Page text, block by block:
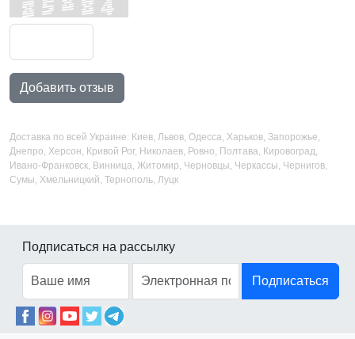
Добавить отзыв
Доставка по всей Украине: Киев, Львов, Одесса, Харьков, Запорожье,
Днепро, Херсон, Кривой Рог, Николаев, Ровно, Полтава, Кировоград,
Ивано-Франковск, Винница, Житомир, Черновцы, Черкассы, Чернигов,
Сумы, Хмельницкий, Тернополь, Луцк
Подписаться на рассылку
Подписаться